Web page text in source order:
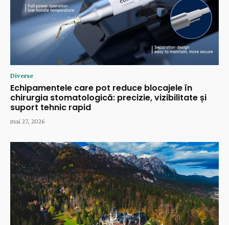
Diverse
Echipamentele care pot reduce blocajele în
chirurgia stomatologică: precizie, vizibilitate și
suport tehnic rapid
mai 27, 2026